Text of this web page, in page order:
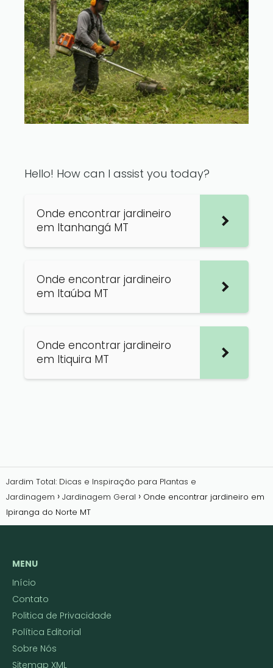
Hello! How can I assist you today?
Onde encontrar jardineiro
em Itanhangá MT
Onde encontrar jardineiro
em Itaúba MT
Onde encontrar jardineiro
em Itiquira MT
Jardim Total: Dicas e Inspiração para Plantas e
Jardinagem
Jardinagem Geral
Onde encontrar jardineiro em
Ipiranga do Norte MT
MENU
Início
Contato
Politica de Privacidade
Política Editorial
Sobre Nós
Sitemap XML